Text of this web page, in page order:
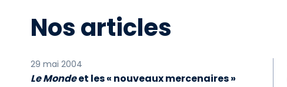
Nos articles
29 mai 2004
Le Mondeet les « nouveaux mercenaires »